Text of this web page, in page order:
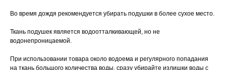
Во время дождя рекомендуется убирать подушки в более сухое место.
Ткань подушек является водоотталкивающей, но не
водонепроницаемой.
При использовании товара около водоема и регулярного попадания
на ткань большого количества воды, сразу убирайте излишки воды с